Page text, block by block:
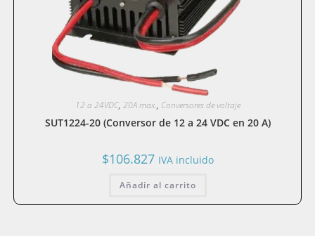
12 a 24VDC, 20A max., Conversores de voltaje
SUT1224-20 (Conversor de 12 a 24 VDC en 20 A)
$106.827 IVA incluido
Añadir al carrito